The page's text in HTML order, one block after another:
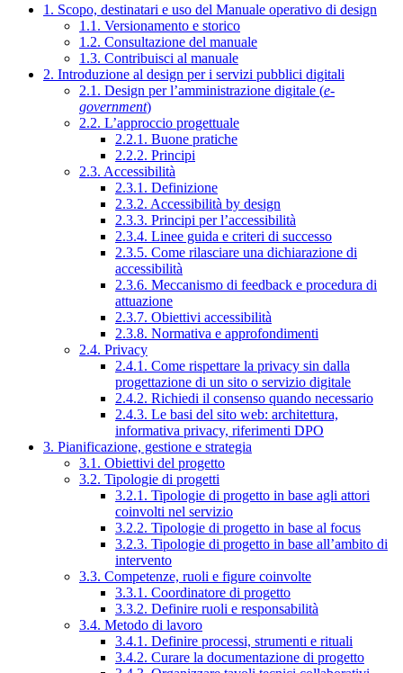
1. Scopo, destinatari e uso del Manuale operativo di design
1.1. Versionamento e storico
1.2. Consultazione del manuale
1.3. Contribuisci al manuale
2. Introduzione al design per i servizi pubblici digitali
2.1. Design per l’amministrazione digitale (e-
government)
2.2. L’approccio progettuale
2.2.1. Buone pratiche
2.2.2. Principi
2.3. Accessibilità
2.3.1. Definizione
2.3.2. Accessibilità by design
2.3.3. Principi per l’accessibilità
2.3.4. Linee guida e criteri di successo
2.3.5. Come rilasciare una dichiarazione di
accessibilità
2.3.6. Meccanismo di feedback e procedura di
attuazione
2.3.7. Obiettivi accessibilità
2.3.8. Normativa e approfondimenti
2.4. Privacy
2.4.1. Come rispettare la privacy sin dalla
progettazione di un sito o servizio digitale
2.4.2. Richiedi il consenso quando necessario
2.4.3. Le basi del sito web: architettura,
informativa privacy, riferimenti DPO
3. Pianificazione, gestione e strategia
3.1. Obiettivi del progetto
3.2. Tipologie di progetti
3.2.1. Tipologie di progetto in base agli attori
coinvolti nel servizio
3.2.2. Tipologie di progetto in base al focus
3.2.3. Tipologie di progetto in base all’ambito di
intervento
3.3. Competenze, ruoli e figure coinvolte
3.3.1. Coordinatore di progetto
3.3.2. Definire ruoli e responsabilità
3.4. Metodo di lavoro
3.4.1. Definire processi, strumenti e rituali
3.4.2. Curare la documentazione di progetto